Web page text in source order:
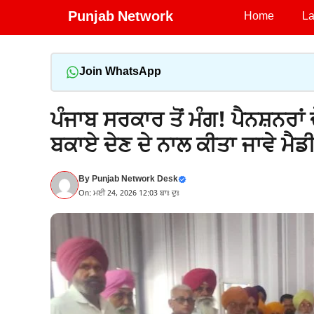
Punjab Network Home
Join WhatsApp
ਪੰਜਾਬ ਸਰਕਾਰ ਤੋਂ ਮੰਗ!
ਬਕਾਏ ਦੇਣ ਦੇ ਨਾਲ ਕੀਤਾ ਜਾਵੇ
ByPunjab Network Desk
On: ਮਈ 24, 2026 12:03 ਬਾਃ ਦੁਃ